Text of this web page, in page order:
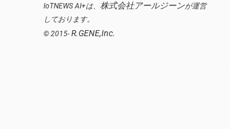
IoTNEWS AI+は、 株式会社アールジーンが運営
しております。
© 2015- R.GENE,Inc.